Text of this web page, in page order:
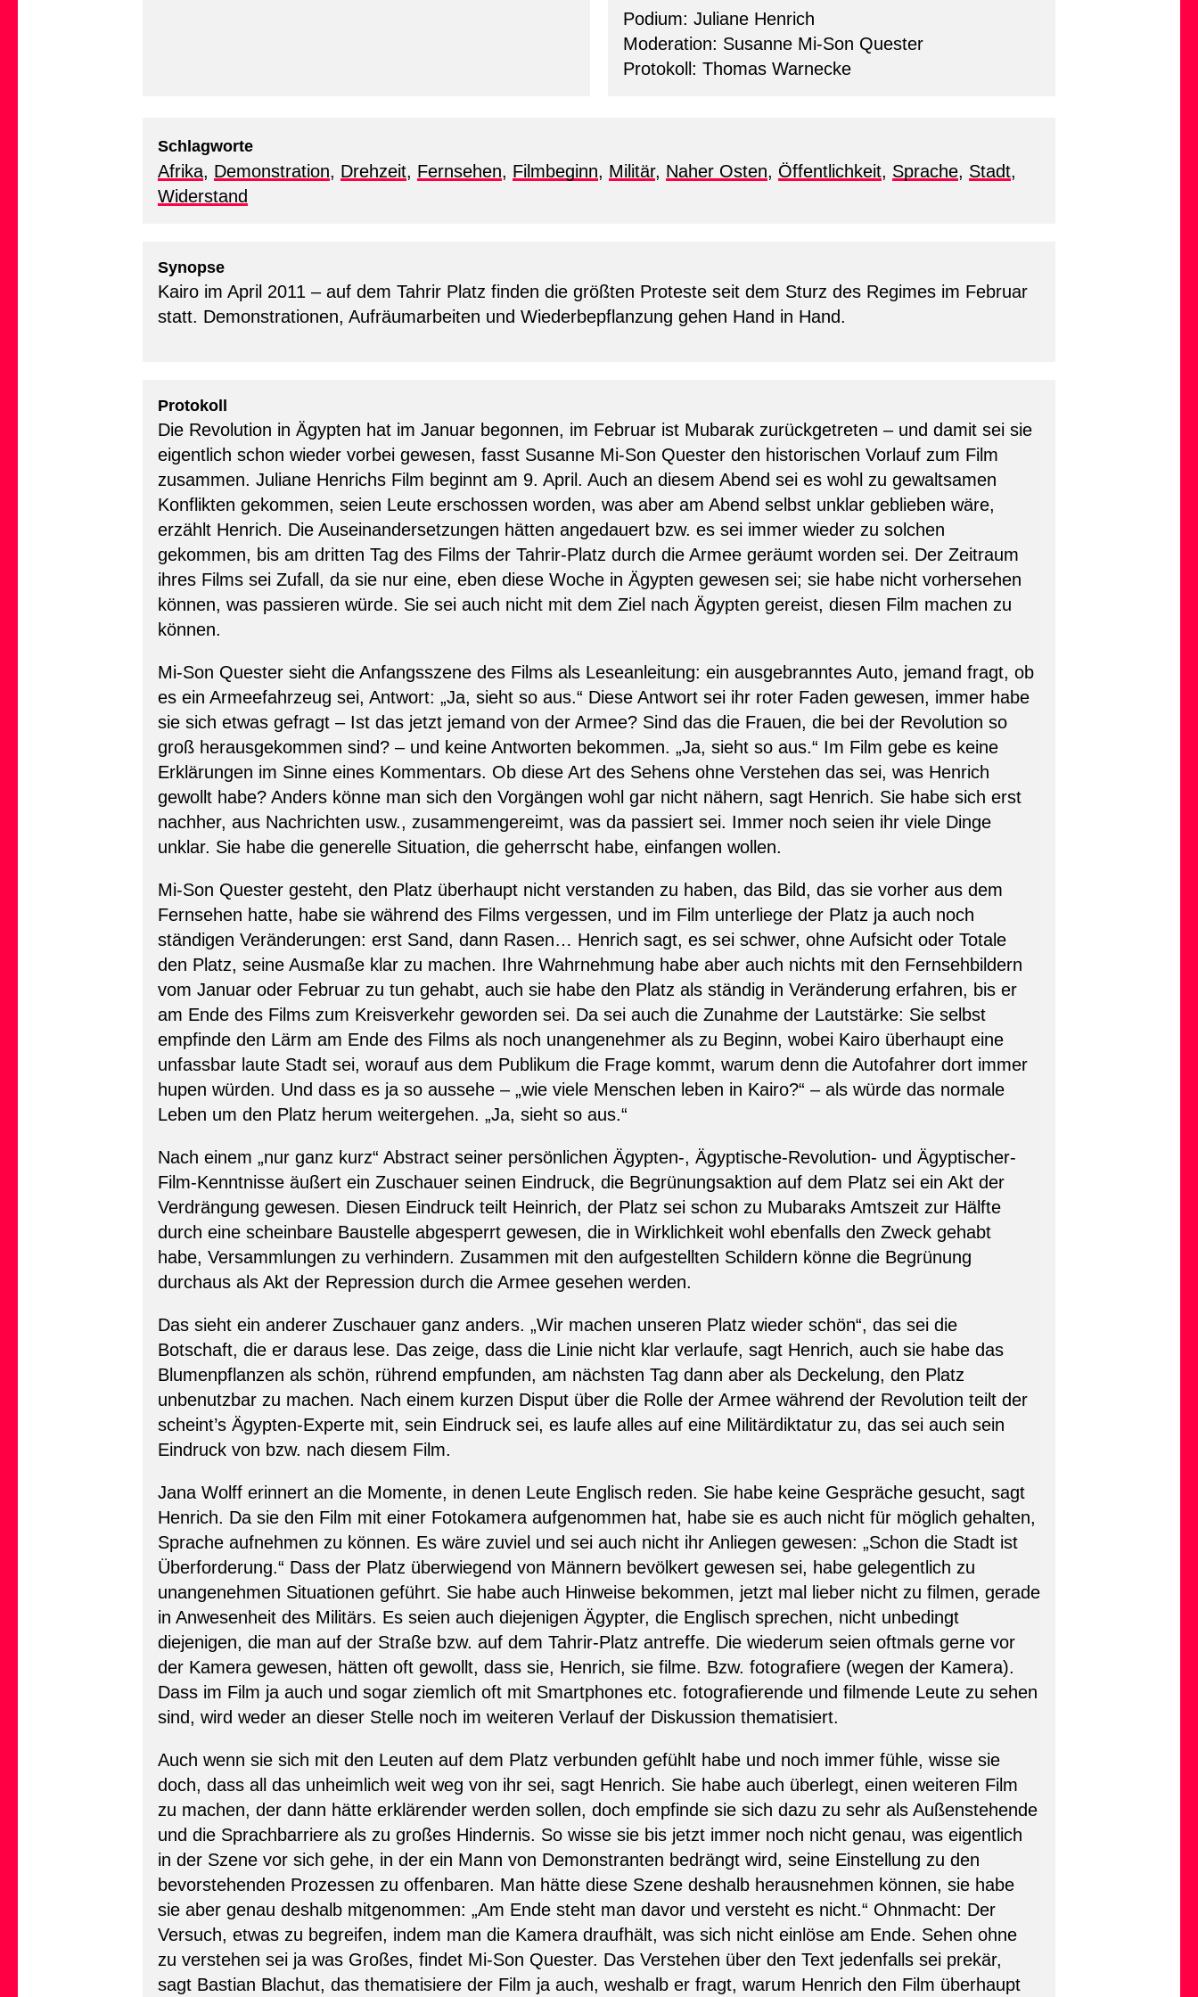
Podium: Juliane Henrich
Moderation: Susanne Mi-Son Quester
Protokoll: Thomas Warnecke
Schlagworte
Afrika, Demonstration, Drehzeit, Fernsehen, Filmbeginn, Militär, Naher Osten, Öffentlichkeit, Sprache, Stadt,
Widerstand
Synopse
Kairo im April 2011 – auf dem Tahrir Platz finden die größten Proteste seit dem Sturz des Regimes im Februar
statt. Demonstrationen, Aufräumarbeiten und Wiederbepflanzung gehen Hand in Hand.
Protokoll
Die Revolution in Ägypten hat im Januar begonnen, im Februar ist Mubarak zurückgetreten – und damit sei sie
eigentlich schon wieder vorbei gewesen, fasst Susanne Mi-Son Quester den historischen Vorlauf zum Film
zusammen. Juliane Henrichs Film beginnt am 9. April. Auch an diesem Abend sei es wohl zu gewaltsamen
Konflikten gekommen, seien Leute erschossen worden, was aber am Abend selbst unklar geblieben wäre,
erzählt Henrich. Die Auseinandersetzungen hätten angedauert bzw. es sei immer wieder zu solchen
gekommen, bis am dritten Tag des Films der Tahrir-Platz durch die Armee geräumt worden sei. Der Zeitraum
ihres Films sei Zufall, da sie nur eine, eben diese Woche in Ägypten gewesen sei; sie habe nicht vorhersehen
können, was passieren würde. Sie sei auch nicht mit dem Ziel nach Ägypten gereist, diesen Film machen zu
können.
Mi-Son Quester sieht die Anfangsszene des Films als Leseanleitung: ein ausgebranntes Auto, jemand fragt, ob
es ein Armeefahrzeug sei, Antwort: „Ja, sieht so aus.“ Diese Antwort sei ihr roter Faden gewesen, immer habe
sie sich etwas gefragt – Ist das jetzt jemand von der Armee? Sind das die Frauen, die bei der Revolution so
groß herausgekommen sind? – und keine Antworten bekommen. „Ja, sieht so aus.“ Im Film gebe es keine
Erklärungen im Sinne eines Kommentars. Ob diese Art des Sehens ohne Verstehen das sei, was Henrich
gewollt habe? Anders könne man sich den Vorgängen wohl gar nicht nähern, sagt Henrich. Sie habe sich erst
nachher, aus Nachrichten usw., zusammengereimt, was da passiert sei. Immer noch seien ihr viele Dinge
unklar. Sie habe die generelle Situation, die geherrscht habe, einfangen wollen.
Mi-Son Quester gesteht, den Platz überhaupt nicht verstanden zu haben, das Bild, das sie vorher aus dem
Fernsehen hatte, habe sie während des Films vergessen, und im Film unterliege der Platz ja auch noch
ständigen Veränderungen: erst Sand, dann Rasen… Henrich sagt, es sei schwer, ohne Aufsicht oder Totale
den Platz, seine Ausmaße klar zu machen. Ihre Wahrnehmung habe aber auch nichts mit den Fernsehbildern
vom Januar oder Februar zu tun gehabt, auch sie habe den Platz als ständig in Veränderung erfahren, bis er
am Ende des Films zum Kreisverkehr geworden sei. Da sei auch die Zunahme der Lautstärke: Sie selbst
empfinde den Lärm am Ende des Films als noch unangenehmer als zu Beginn, wobei Kairo überhaupt eine
unfassbar laute Stadt sei, worauf aus dem Publikum die Frage kommt, warum denn die Autofahrer dort immer
hupen würden. Und dass es ja so aussehe – „wie viele Menschen leben in Kairo?“ – als würde das normale
Leben um den Platz herum weitergehen. „Ja, sieht so aus.“
Nach einem „nur ganz kurz“ Abstract seiner persönlichen Ägypten-, Ägyptische-Revolution- und Ägyptischer-
Film-Kenntnisse äußert ein Zuschauer seinen Eindruck, die Begrünungsaktion auf dem Platz sei ein Akt der
Verdrängung gewesen. Diesen Eindruck teilt Heinrich, der Platz sei schon zu Mubaraks Amtszeit zur Hälfte
durch eine scheinbare Baustelle abgesperrt gewesen, die in Wirklichkeit wohl ebenfalls den Zweck gehabt
habe, Versammlungen zu verhindern. Zusammen mit den aufgestellten Schildern könne die Begrünung
durchaus als Akt der Repression durch die Armee gesehen werden.
Das sieht ein anderer Zuschauer ganz anders. „Wir machen unseren Platz wieder schön“, das sei die
Botschaft, die er daraus lese. Das zeige, dass die Linie nicht klar verlaufe, sagt Henrich, auch sie habe das
Blumenpflanzen als schön, rührend empfunden, am nächsten Tag dann aber als Deckelung, den Platz
unbenutzbar zu machen. Nach einem kurzen Disput über die Rolle der Armee während der Revolution teilt der
scheint’s Ägypten-Experte mit, sein Eindruck sei, es laufe alles auf eine Militärdiktatur zu, das sei auch sein
Eindruck von bzw. nach diesem Film.
Jana Wolff erinnert an die Momente, in denen Leute Englisch reden. Sie habe keine Gespräche gesucht, sagt
Henrich. Da sie den Film mit einer Fotokamera aufgenommen hat, habe sie es auch nicht für möglich gehalten,
Sprache aufnehmen zu können. Es wäre zuviel und sei auch nicht ihr Anliegen gewesen: „Schon die Stadt ist
Überforderung.“ Dass der Platz überwiegend von Männern bevölkert gewesen sei, habe gelegentlich zu
unangenehmen Situationen geführt. Sie habe auch Hinweise bekommen, jetzt mal lieber nicht zu filmen, gerade
in Anwesenheit des Militärs. Es seien auch diejenigen Ägypter, die Englisch sprechen, nicht unbedingt
diejenigen, die man auf der Straße bzw. auf dem Tahrir-Platz antreffe. Die wiederum seien oftmals gerne vor
der Kamera gewesen, hätten oft gewollt, dass sie, Henrich, sie filme. Bzw. fotografiere (wegen der Kamera).
Dass im Film ja auch und sogar ziemlich oft mit Smartphones etc. fotografierende und filmende Leute zu sehen
sind, wird weder an dieser Stelle noch im weiteren Verlauf der Diskussion thematisiert.
Auch wenn sie sich mit den Leuten auf dem Platz verbunden gefühlt habe und noch immer fühle, wisse sie
doch, dass all das unheimlich weit weg von ihr sei, sagt Henrich. Sie habe auch überlegt, einen weiteren Film
zu machen, der dann hätte erklärender werden sollen, doch empfinde sie sich dazu zu sehr als Außenstehende
und die Sprachbarriere als zu großes Hindernis. So wisse sie bis jetzt immer noch nicht genau, was eigentlich
in der Szene vor sich gehe, in der ein Mann von Demonstranten bedrängt wird, seine Einstellung zu den
bevorstehenden Prozessen zu offenbaren. Man hätte diese Szene deshalb herausnehmen können, sie habe
sie aber genau deshalb mitgenommen: „Am Ende steht man davor und versteht es nicht.“ Ohnmacht: Der
Versuch, etwas zu begreifen, indem man die Kamera draufhält, was sich nicht einlöse am Ende. Sehen ohne
zu verstehen sei ja was Großes, findet Mi-Son Quester. Das Verstehen über den Text jedenfalls sei prekär,
sagt Bastian Blachut, das thematisiere der Film ja auch, weshalb er fragt, warum Henrich den Film überhaupt